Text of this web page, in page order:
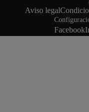
Aviso legal
Facebook